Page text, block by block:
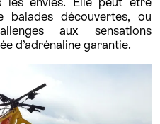
balades découvertes, ou
aux sensations
d’adrénaline garantie.